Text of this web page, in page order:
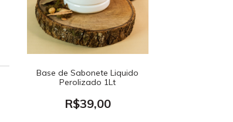
Base de Sabonete Liquido
Perolizado 1Lt
R$39,00